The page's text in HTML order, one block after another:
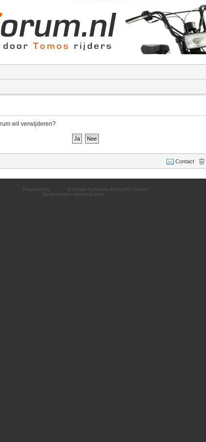
wil verwijderen?
Contact
Powered by
® Forum Software © phpBB Limited
Nederlandse vertaling door